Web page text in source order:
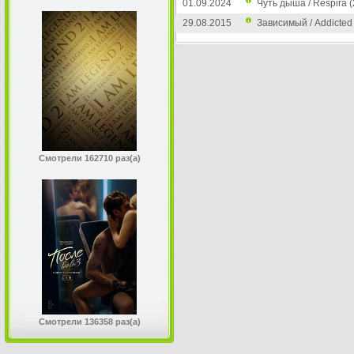
Смотрели 162710 раз(а)
Смотрели 136358 раз(а)
01.09.2024
Чуть дыша / Respira
29.08.2015
Зависимый / Addicted